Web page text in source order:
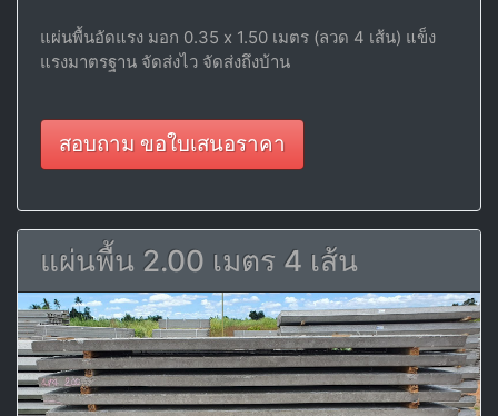
แผ่นพื้นอัดแรง มอก 0.35 x 1.50 เมตร (ลวด 4 เส้น) แข็ง
แรงมาตรฐาน จัดส่งไว จัดส่งถึงบ้าน
สอบถาม ขอใบเสนอราคา
แผ่นพื้น 2.00 เมตร 4 เส้น